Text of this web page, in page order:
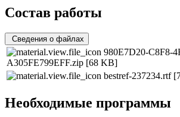
Состав работы
Сведения о файлах
980E7D20-C8F8-
A305FE799EFF.zip [68 KB]
bestref-237234.rtf
Необходимые программы